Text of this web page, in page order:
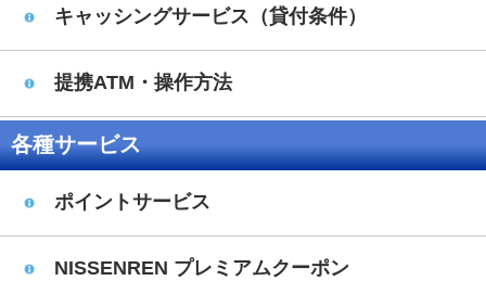
キャッシングサービス（貸付条件）
提携ATM・操作方法
各種サービス
ポイントサービス
NISSENREN プレミアムクーポン